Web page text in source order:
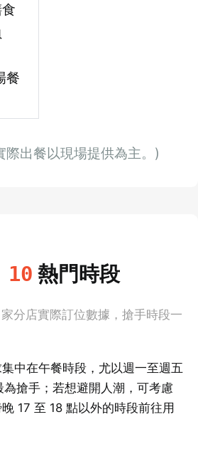
餐
際出餐以現場提供為主。)
10 熱門時段
家分店實際訂位數據，搶手時段一
中在午餐時段，尤以週一至週五
為搶手；若想避開人潮，可考慮
17 至 18 點以外的時段前往用